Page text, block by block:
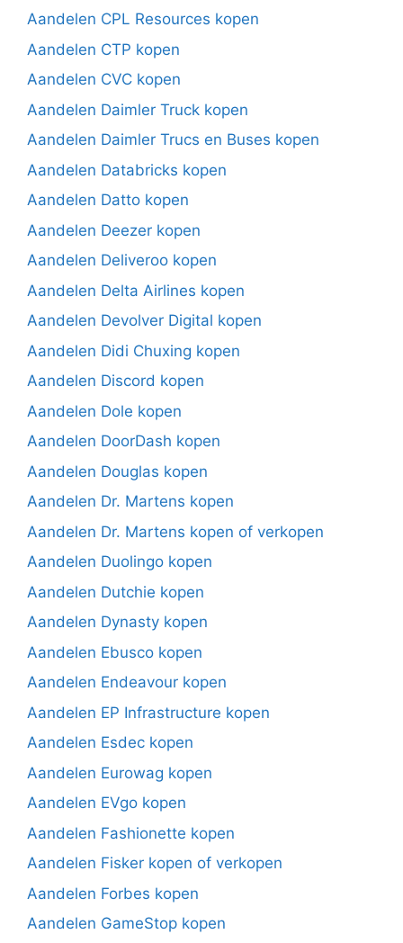
Aandelen CPL Resources kopen
Aandelen CTP kopen
Aandelen CVC kopen
Aandelen Daimler Truck kopen
Aandelen Daimler Trucs en Buses kopen
Aandelen Databricks kopen
Aandelen Datto kopen
Aandelen Deezer kopen
Aandelen Deliveroo kopen
Aandelen Delta Airlines kopen
Aandelen Devolver Digital kopen
Aandelen Didi Chuxing kopen
Aandelen Discord kopen
Aandelen Dole kopen
Aandelen DoorDash kopen
Aandelen Douglas kopen
Aandelen Dr. Martens kopen
Aandelen Dr. Martens kopen of verkopen
Aandelen Duolingo kopen
Aandelen Dutchie kopen
Aandelen Dynasty kopen
Aandelen Ebusco kopen
Aandelen Endeavour kopen
Aandelen EP Infrastructure kopen
Aandelen Esdec kopen
Aandelen Eurowag kopen
Aandelen EVgo kopen
Aandelen Fashionette kopen
Aandelen Fisker kopen of verkopen
Aandelen Forbes kopen
Aandelen GameStop kopen